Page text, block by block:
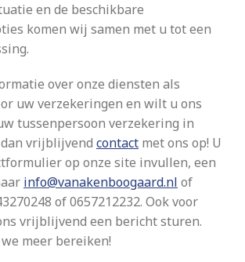
en de beschikbare
komen wij samen met u tot een
over onze diensten als
uw verzekeringen en wilt u ons
tussenpersoon verzekering in
dan vrijblijvend contact met ons op! U
op onze site invullen, een
info@vanakenboogaard.nl of
of 0657212232. Ook voor
vrijblijvend een bericht sturen.
meer bereiken!